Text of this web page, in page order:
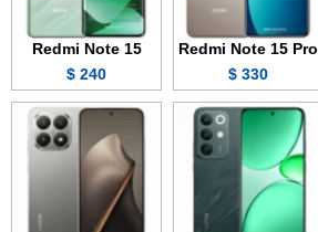
Redmi Note 15 Pro
330 $
Redmi Note 15
240 $